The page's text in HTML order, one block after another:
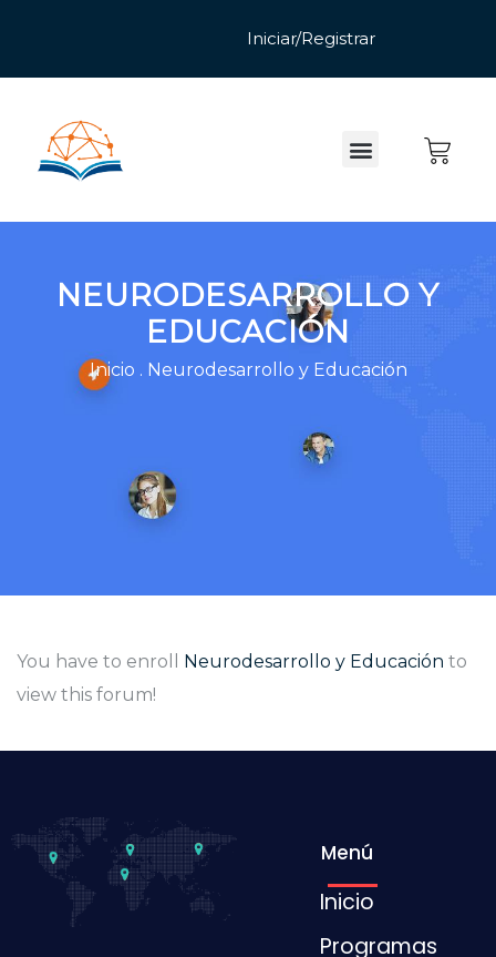
NEURODESARROLLO Y
EDUCACIÓN
Inicio . Neurodesarrollo y Educación
You have to enroll Neurodesarrollo y Educación to
view this forum!
Menú
Inicio
Programas